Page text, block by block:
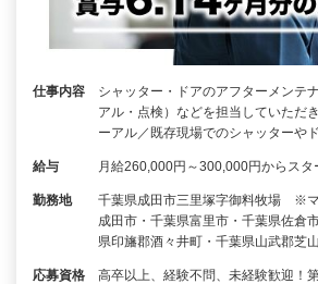
仕事内容
シャッター・ドアのアフターメンテ
アル・点検）などを担当していただ
ーアル／既存現場でのシャッターや
給与 月給260,000円～300,000円からスタ
勤務地
千葉県成田市三里塚字御料牧場 ※
成田市・千葉県富里市・千葉県佐倉
県印旛郡酒々井町・千葉県山武郡
応募資格
高卒以上、経験不問、未経験歓迎！